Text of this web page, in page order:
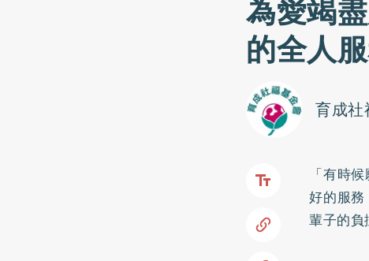
為愛竭
的全人
育成社
「有時
好的服
輩子的負